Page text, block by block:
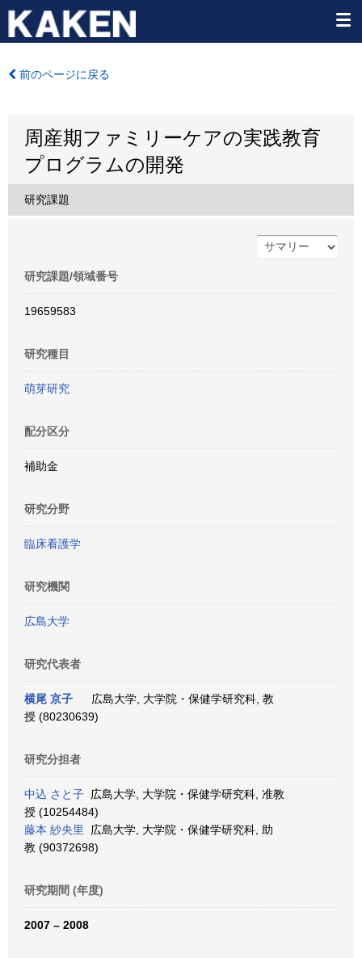
前のページに戻る
周産期ファミリーケアの実践教育
プログラムの開発
研究課題
研究課題/領域番号
19659583
研究種目
萌芽研究
配分区分
補助金
研究分野
臨床看護学
研究機関
広島大学
研究代表者
横尾 京子
広島大学, 大学院・保健学研究科, 教
授 (80230639)
研究分担者
中込 さと子 広島大学, 大学院・保健学研究科, 准教
授 (10254484)
藤本 紗央里
広島大学, 大学院・保健学研究科, 助
教 (90372698)
研究期間 (年度)
2007 – 2008